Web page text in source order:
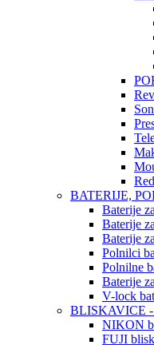
BATERIJE,
Baterije
Baterije
Baterije
Polnilci
Polnilne
Baterije
V-lock
BLISKAVICE
NIKON
FUJI